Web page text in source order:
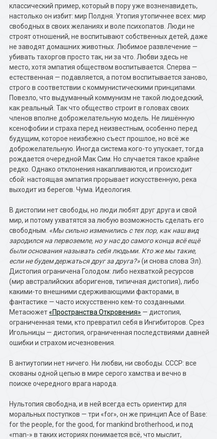
классический пример, который в пору уже возненавидеть,
настолько он избит: мир Полдня. Утопия утопичнее всех: мир
свободных в своих желаниях и воле психопатов. Люди не
строят отношений, не воспитывают собственных детей, даже
не заводят домашних животных. Любимое развлечение —
убивать тахоргов просто так, ни за что. Любви здесь не
место, хотя эмпатия обществом воспитывается. Сперва —
естественная — подавляется, а потом воспитывается заново,
строго в соответствии с коммунистическими принципами.
Повезло, что выдуманный коммунизм не такой людоедский,
как реальный. Так что общество строит в головах своих
членов вполне доброжелательную модель. Не лишённую
ксенофобии и страха перед неизвестным, особенно перед
будущим, которое неизбежно съест прошлое, но всё же
доброжелательную. Иногда система кого-то упускает, тогда
рождается очередной Мак Сим. Но случается такое крайне
редко. Однако отклонения накапливаются, и происходит
сбой: настоящая эмпатия прорывает искусственную, река
выходит из берегов. Чума. Идеология.
В дистопии нет свободы, но люди любят друг друга и свой
мир, и потому ухватятся за любую возможность сделать его
свободным. «Мы сильно изменились с тех пор, как наш вид
зародился на первоземле, но у нас до самого конца всё ещё
были основания называть себя людьми. Кто же мы такие,
если не будем держаться друг за друга?»(и снова слова Эл).
Дистопия ограничена Голодом: либо нехваткой ресурсов
(мир австралийских аборигенов, типичная дистопия), либо
какими-то внешними сдерживающими факторами, в
фантастике — часто искусственно кем-то созданными.
Метасюжет«Пространства Откровения» — дистопия,
ограниченная теми, кто превратил себя в Ингибиторов. Срез
Игольницы — дистопия, ограниченная последствиями давней
ошибки и страхом исчезновения.
В антиутопии нет ничего. Ни любви, ни свободы. СССР: все
скованы одной цепью в мире серого хамства и вечно в
поиске очередного врага народа.
Нультопия свободна, и в ней всегда есть ориентир для
моральных поступков — три «for», он же принцип Ace of Base:
for the people, for the good, for mankind brotherhood, и под
«man-» в таких историях понимается всё, что мыслит,